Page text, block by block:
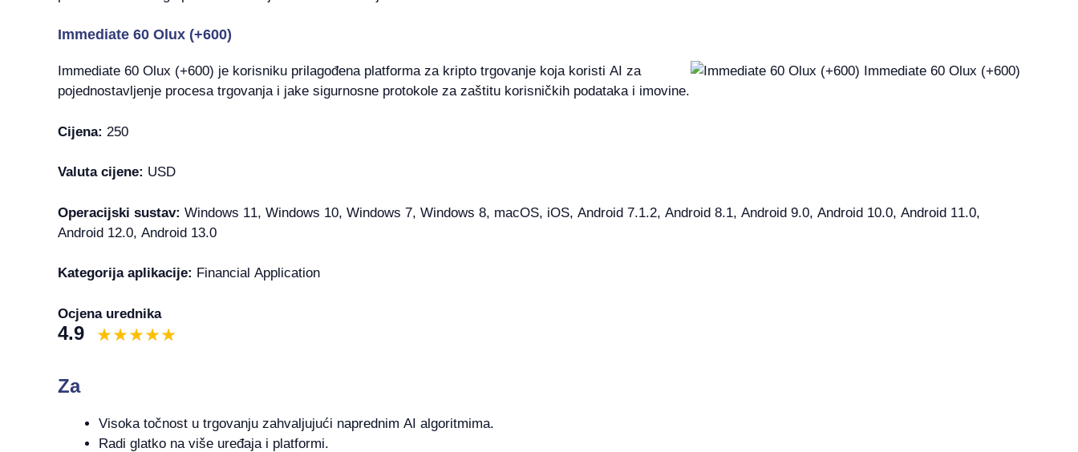
Immediate 60 Olux (+600)
Immediate 60 Olux (+600) je korisniku prilagođena platforma za kripto trgovanje koja koristi AI za
pojednostavljenje procesa trgovanja i jake sigurnosne protokole za zaštitu korisničkih podataka i imovine.
Cijena: 250
Valuta cijene: USD
Operacijski sustav: Windows 11, Windows 10, Windows 7, Windows 8, macOS, iOS, Android 7.1.2, Android 8.1, Android 9.0, Android 10.0, Android 11.0,
Android 12.0, Android 13.0
Kategorija aplikacije: Financial Application
Ocjena urednika
4.9
Za
Visoka točnost u trgovanju zahvaljujući naprednim AI algoritmima.
Radi glatko na više uređaja i platformi.